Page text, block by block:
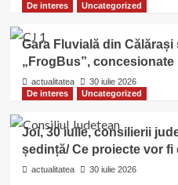
De interes
Uncategorized
Gara Fluvială din
„FrogBus”, concesionate
actualitatea
30 iulie 2026
De interes
Uncategorized
Joi, 30 iulie, consilierii
ședință/ Ce proiecte vor fi
actualitatea 30 iulie 2026